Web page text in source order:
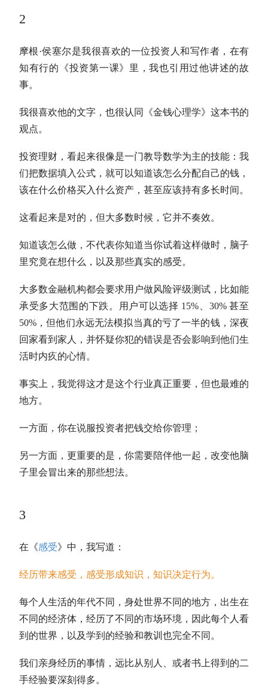
2
摩根·侯塞尔是我很喜欢的一位投资人和写作者，在有
知有行的《投资第一课》里，我也引用过他讲述的故
事。
我很喜欢他的文字，也很认同《金钱心理学》这本书的
观点。
投资理财，看起来很像是一门教导数学为主的技能：我
们把数据填入公式，就可以知道该怎么分配自己的钱，
该在什么价格买入什么资产，甚至应该持有多长时间。
这看起来是对的，但大多数时候，它并不奏效。
知道该怎么做，不代表你知道当你试着这样做时，脑子
里究竟在想什么，以及那些真实的感受。
大多数金融机构都会要求用户做风险评级测试，比如能
承受多大范围的下跌。用户可以选择 15%、30% 甚至
50%，但他们永远无法模拟当真的亏了一半的钱，深夜
回家看到家人，并怀疑你犯的错误是否会影响到他们生
活时内疚的心情。
事实上，我觉得这才是这个行业真正重要，但也最难的
地方。
一方面，你在说服投资者把钱交给你管理；
另一方面，更重要的是，你需要陪伴他一起，改变他脑
子里会冒出来的那些想法。
3
在《感受》中，我写道：
经历带来感受，感受形成知识，知识决定行为。
每个人生活的年代不同，身处世界不同的地方，出生在
不同的经济体，经历了不同的市场环境，因此每个人看
到的世界，以及学到的经验和教训也完全不同。
我们亲身经历的事情，远比从别人、或者书上得到的二
手经验要深刻得多。